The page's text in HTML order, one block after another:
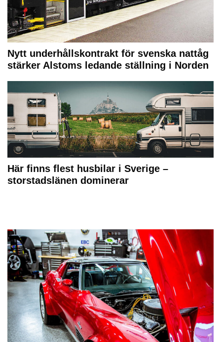
Nytt underhållskontrakt för svenska nattåg
stärker Alstoms ledande ställning i Norden
Här finns flest husbilar i Sverige –
storstadslänen dominerar